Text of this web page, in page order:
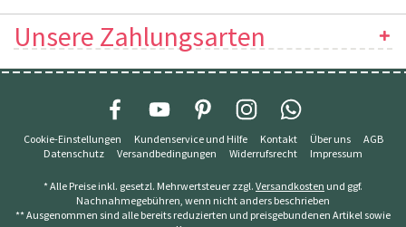
Unsere Zahlungsarten
Cookie-Einstellungen Kundenservice und Hilfe Kontakt Über uns
AGB
Datenschutz
Versandbedingungen Widerrufsrecht Impressum
* Alle Preise inkl. gesetzl. Mehrwertsteuer zzgl. Versandkosten und ggf.
Nachnahmegebühren, wenn nicht anders beschrieben
** Ausgenommen sind alle bereits reduzierten und preisgebundenen Artikel sowie